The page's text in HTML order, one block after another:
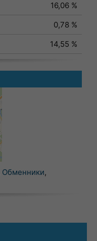
16,06 %
0,78 %
14,55 %
Обменники,